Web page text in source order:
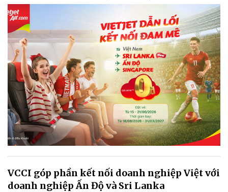
VCCI góp phần kết nối doanh nghiệp Việt với
doanh nghiệp Ấn Độ và Sri Lanka